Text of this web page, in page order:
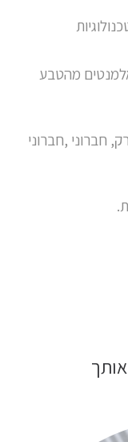
מהטבע
חברוני ,חברוני